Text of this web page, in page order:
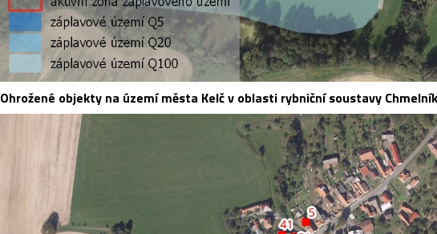
Ohrožené objekty na území města Kelč v oblasti rybniční soustavy